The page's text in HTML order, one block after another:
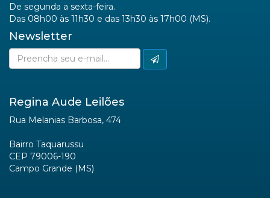
De segunda a sexta-feira.
Das 08h00 às 11h30 e das 13h30 às 17h00 (MS).
Newsletter
Regina Aude Leilões
Rua Melanias Barbosa, 474
Bairro Taquarussu
CEP 79006-190
Campo Grande (MS)